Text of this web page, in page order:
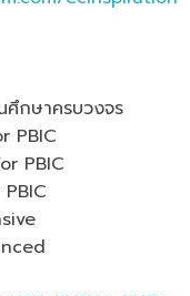
ศึกษาครบวงจร
PBIC
PBIC